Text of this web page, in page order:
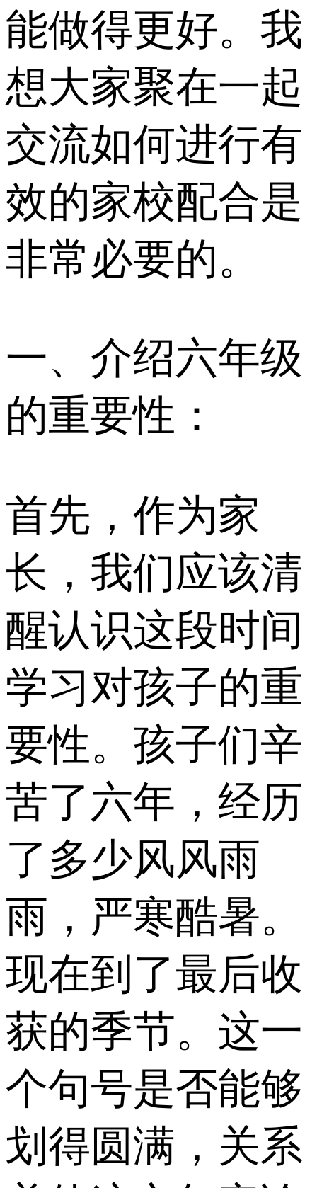
能做得更好。我
想大家聚在一起
交流如何进行有
效的家校配合是
非常必要的。
一、介绍六年级
的重要性：
首先，作为家
长，我们应该清
醒认识这段时间
学习对孩子的重
要性。孩子们辛
苦了六年，经历
了多少风风雨
雨，严寒酷暑。
现在到了最后收
获的季节。这一
个句号是否能够
划得圆满，关系